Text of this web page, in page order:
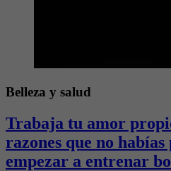
Belleza y salud
Trabaja tu amor
razones que no habías
empezar a entrenar